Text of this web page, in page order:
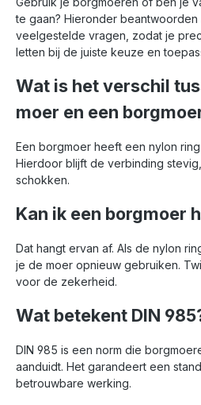
te gaan? Hieronder beantwoorden
veelgestelde vragen, zodat je
letten bij de juiste keuze en
Wat is het verschil
moer en een
Een borgmoer heeft een nylon
Hierdoor blijft de verbinding
schokken.
Kan ik een borgmoer
Dat hangt ervan af. Als de nylon
je de moer opnieuw gebruiken.
voor de zekerheid.
Wat betekent DIN
DIN 985 is een norm die
aanduidt. Het garandeert een
betrouwbare werking.